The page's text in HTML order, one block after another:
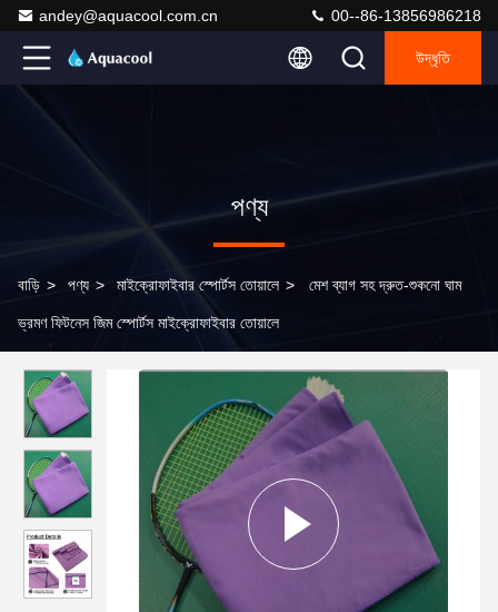
andey@aquacool.com.cn 00--86-13856986218
উদ্ধৃতি
পণ্য
বাড়ি > পণ্য > মাইক্রোফাইবার স্পোর্টস তোয়ালে > মেশ ব্যাগ সহ দ্রুত-শুকনো ঘাম
ভ্রমণ ফিটনেস জিম স্পোর্টস মাইক্রোফাইবার তোয়ালে